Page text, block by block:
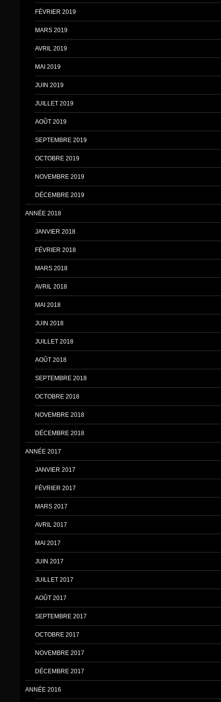
FÉVRIER 2019
MARS 2019
AVRIL 2019
MAI 2019
JUIN 2019
JUILLET 2019
AOÛT 2019
SEPTEMBRE 2019
OCTOBRE 2019
NOVEMBRE 2019
DÉCEMBRE 2019
ANNÉE 2018
JANVIER 2018
FÉVRIER 2018
MARS 2018
AVRIL 2018
MAI 2018
JUIN 2018
JUILLET 2018
AOÛT 2018
SEPTEMBRE 2018
OCTOBRE 2018
NOVEMBRE 2018
DÉCEMBRE 2018
ANNÉE 2017
JANVIER 2017
FÉVRIER 2017
MARS 2017
AVRIL 2017
MAI 2017
JUIN 2017
JUILLET 2017
AOÛT 2017
SEPTEMBRE 2017
OCTOBRE 2017
NOVEMBRE 2017
DÉCEMBRE 2017
ANNÉE 2016